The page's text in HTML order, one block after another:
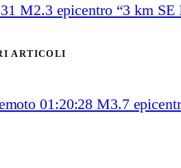
M2.3 epicentro “3 km SE
ARTICOLI
01:20:28 M3.7